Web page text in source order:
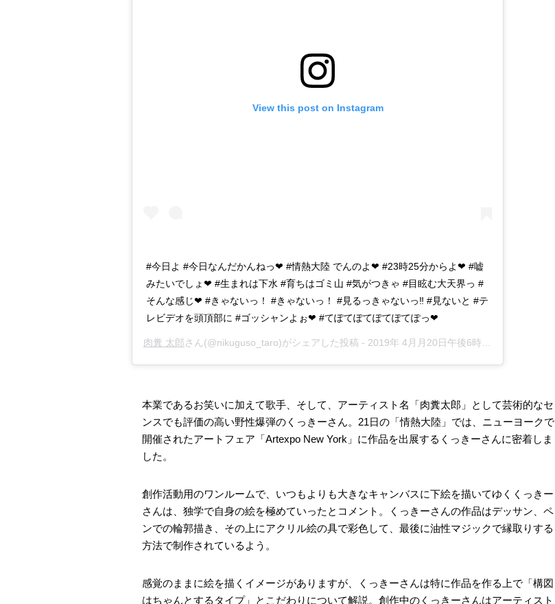
View this post on Instagram
#今日よ #今日なんだかんねっ❤︎ #情熱大陸 でんのよ❤︎ #23時25分からよ❤︎ #嘘
みたいでしょ❤︎ #生まれは下水 #育ちはゴミ山 #気がつきゃ #目眩む大天界っ #
そんな感じ❤︎ #きゃないっ！ #きゃないっ！ #見るっきゃないっ‼️ #見ないと #テ
レビデオを頭頂部に #ゴッシャンよぉ❤︎ #てぽてぽてぽてぽてぽっ❤︎
肉糞 太郎さん(@nikuguso_taro)がシェアした投稿 - 2019年 4月月20日午後6時34分PDT
本業であるお笑いに加えて歌手、そして、アーティスト名「肉糞太郎」として芸術的なセ
ンスでも評価の高い野性爆弾のくっきーさん。21日の「情熱大陸」では、ニューヨークで
開催されたアートフェア「Artexpo New York」に作品を出展するくっきーさんに密着しま
した。
創作活動用のワンルームで、いつもよりも大きなキャンバスに下絵を描いてゆくくっきー
さんは、独学で自身の絵を極めていったとコメント。くっきーさんの作品はデッサン、ペ
ンでの輪郭描き、その上にアクリル絵の具で彩色して、最後に油性マジックで縁取りする
方法で制作されているよう。
感覚のままに絵を描くイメージがありますが、くっきーさんは特に作品を作る上で「構図
はちゃんとするタイプ」とこだわりについて解説。創作中のくっきーさんはアーティスト